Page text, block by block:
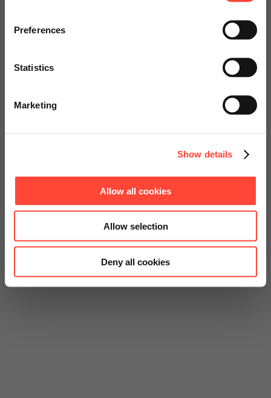
Preferences
Statistics
Marketing
Show details
Allow all cookies
Allow selection
Deny all cookies
specially adapted offers and